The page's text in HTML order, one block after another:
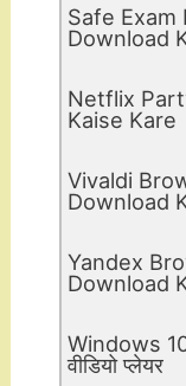
Safe Exam
Download
Netflix
Kaise Kare
Vivaldi
Download
Yandex
Download
Windows 10
वीडियो प्लेयर